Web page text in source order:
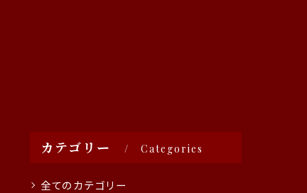
カテゴリー Categories
全てのカテゴリー